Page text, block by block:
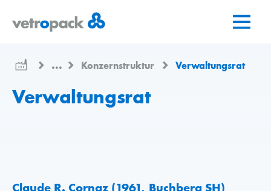
Startseite
Inhalt
Kontakt
...
Konzernstruktur Verwaltungsrat
Verwaltungsrat
Claude R. Cornaz (1961, Buchberg SH)